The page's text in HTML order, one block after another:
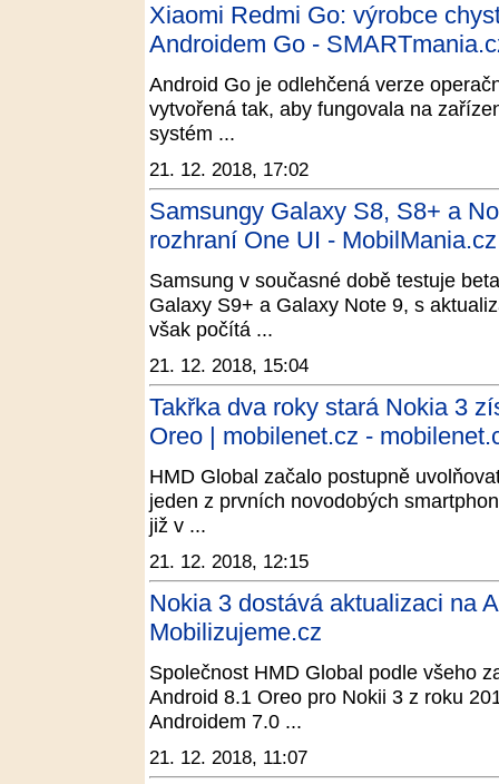
Xiaomi Redmi Go: výrobce
Androidem Go -
Android Go je odlehčená verze
vytvořená tak, aby fungovala na
systém ...
21. 12. 2018, 17:02
Samsungy Galaxy S8, S8+ a
rozhraní One UI - MobilMania.cz
Samsung v současné době testuje
Galaxy S9+ a Galaxy Note 9, s
však počítá ...
21. 12. 2018, 15:04
Takřka dva roky stará Nokia 3
Oreo | mobilenet.cz -
HMD Global začalo postupně
jeden z prvních novodobých
již v ...
21. 12. 2018, 12:15
Nokia 3 dostává aktualizaci na
Mobilizujeme.cz
Společnost HMD Global podle všeho
Android 8.1 Oreo pro Nokii 3 z roku
Androidem 7.0 ...
21. 12. 2018, 11:07